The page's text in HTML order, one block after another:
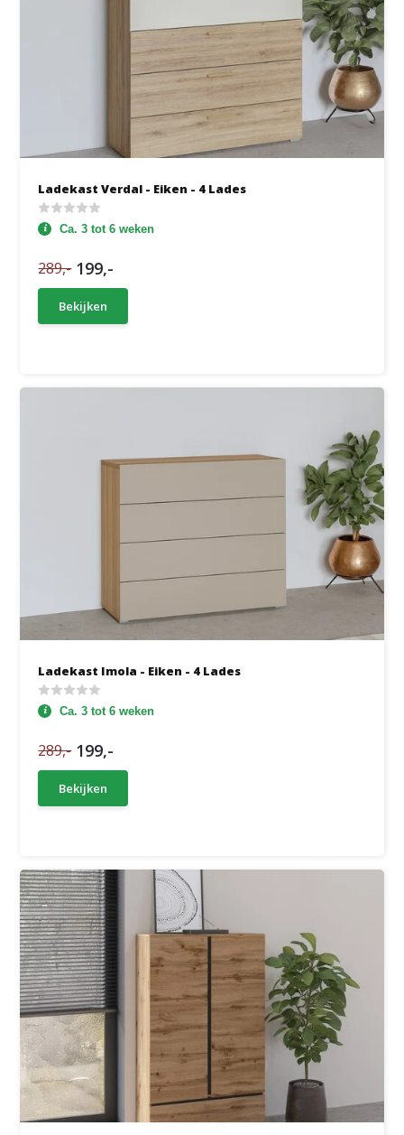
Ladekast Verdal - Eiken - 4 Lades
Ca. 3 tot 6 weken
289,- 199,-
Bekijken
Ladekast Imola - Eiken - 4 Lades
Ca. 3 tot 6 weken
289,- 199,-
Bekijken